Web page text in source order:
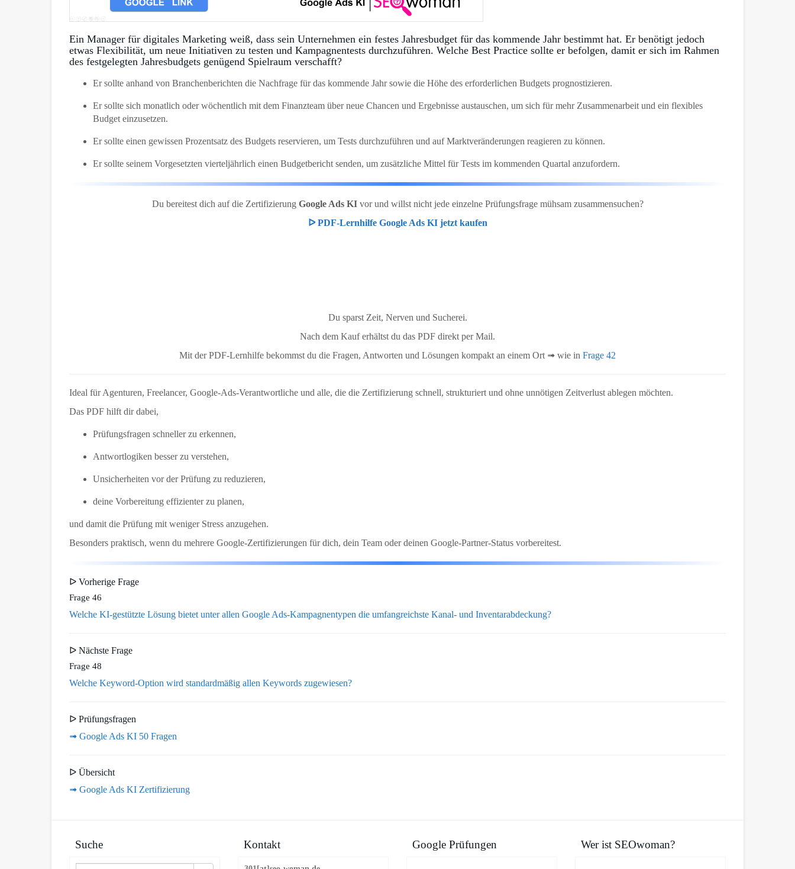
Ein Manager für digitales Marketing weiß, dass sein Unternehmen ein festes Jahresbudget für das kommende Jahr bestimmt hat. Er benötigt jedoch
etwas Flexibilität, um neue Initiativen zu testen und Kampagnentests durchzuführen. Welche Best Practice sollte er befolgen, damit er sich im Rahmen
des festgelegten Jahresbudgets genügend Spielraum verschafft?
Er sollte anhand von Branchenberichten die Nachfrage für das kommende Jahr sowie die Höhe des erforderlichen Budgets prognostizieren.
Er sollte sich monatlich oder wöchentlich mit dem Finanzteam über neue Chancen und Ergebnisse austauschen, um sich für mehr Zusammenarbeit und ein flexibles
Budget einzusetzen.
Er sollte einen gewissen Prozentsatz des Budgets reservieren, um Tests durchzuführen und auf Marktveränderungen reagieren zu können.
Er sollte seinem Vorgesetzten vierteljährlich einen Budgetbericht senden, um zusätzliche Mittel für Tests im kommenden Quartal anzufordern.
Du bereitest dich auf die Zertifizierung Google Ads KIvor und willst nicht jede einzelne Prüfungsfrage mühsam zusammensuchen?
ᐅ PDF-Lernhilfe Google Ads KI jetzt kaufen
Du sparst Zeit, Nerven und Sucherei.
Nach dem Kauf erhältst du das PDF direkt per Mail.
Mit der PDF-Lernhilfe bekommst du die Fragen, Antworten und Lösungen kompakt an einem Ort ➟ wie in Frage 42
Ideal für Agenturen, Freelancer, Google-Ads-Verantwortliche und alle, die die Zertifizierung schnell, strukturiert und ohne unnötigen Zeitverlust ablegen möchten.
Das PDF hilft dir dabei,
Prüfungsfragen schneller zu erkennen,
Antwortlogiken besser zu verstehen,
Unsicherheiten vor der Prüfung zu reduzieren,
deine Vorbereitung effizienter zu planen,
und damit die Prüfung mit weniger Stress anzugehen.
Besonders praktisch, wenn du mehrere Google-Zertifizierungen für dich, dein Team oder deinen Google-Partner-Status vorbereitest.
ᐅ Vorherige Frage
Frage 46
Welche KI-gestützte Lösung bietet unter allen Google Ads-Kampagnentypen die umfangreichste Kanal- und Inventarabdeckung?
ᐅ Nächste Frage
Frage 48
Welche Keyword-Option wird standardmäßig allen Keywords zugewiesen?
ᐅ Prüfungsfragen
➟ Google Ads KI 50 Fragen
ᐅ Übersicht
➟ Google Ads KI Zertifizierung
Suche Kontakt Google Prüfungen Wer ist SEOwoman?